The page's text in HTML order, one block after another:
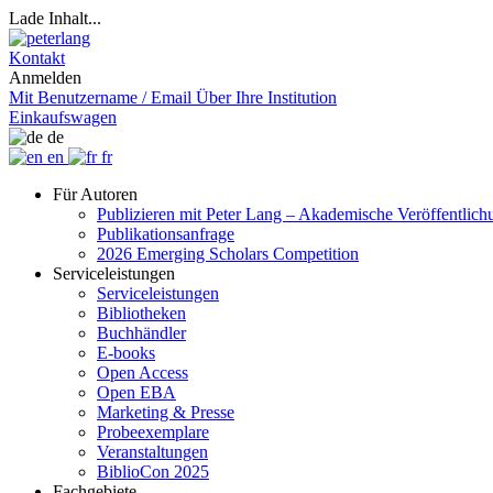
Lade Inhalt...
Kontakt
Anmelden
Mit Benutzername / Email Über Ihre Institution
Einkaufswagen
de
en
fr
Für Autoren
Publizieren mit Peter Lang – Akademische
Publikationsanfrage
2026 Emerging Scholars Competition
Serviceleistungen
Serviceleistungen
Bibliotheken
Buchhändler
E-books
Open Access
Open EBA
Marketing & Presse
Probeexemplare
Veranstaltungen
BiblioCon 2025